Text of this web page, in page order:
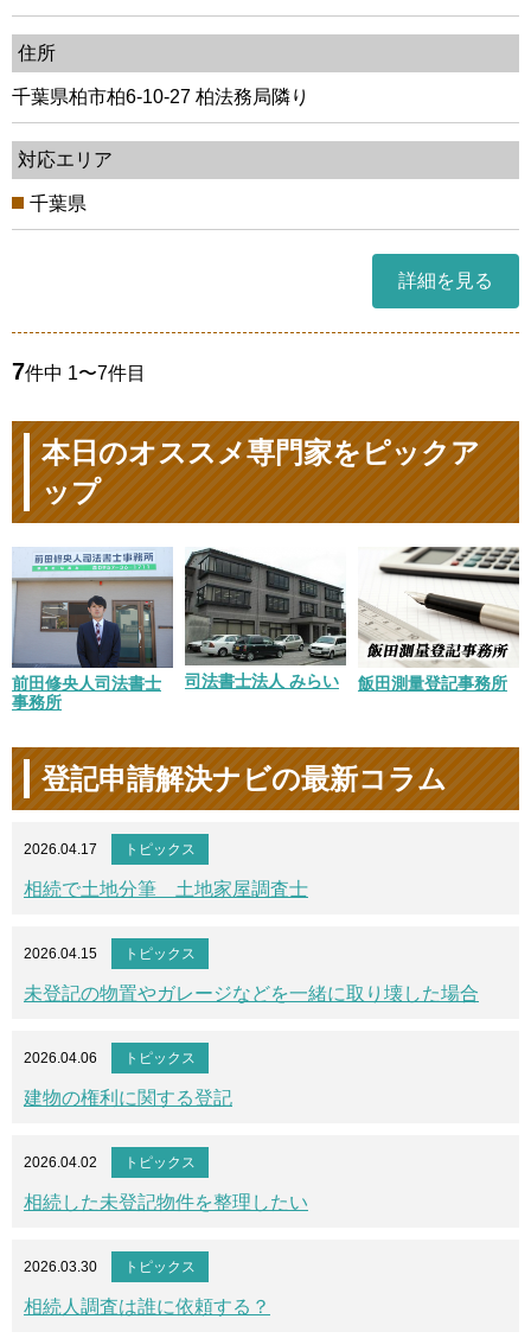
住所
千葉県柏市柏6-10-27 柏法務局隣り
対応エリア
千葉県
詳細を見る
7件中 1〜7件目
本日のオススメ専門家をピックア
ップ
前田修央人司法書士
事務所
司法書士法人 みらい 飯田測量登記事務所
登記申請解決ナビの最新コラム
2026.04.17 トピックス
相続で土地分筆 土地家屋調査士
2026.04.15 トピックス
未登記の物置やガレージなどを一緒に取り壊した場合
2026.04.06 トピックス
建物の権利に関する登記
2026.04.02 トピックス
相続した未登記物件を整理したい
2026.03.30 トピックス
相続人調査は誰に依頼する？